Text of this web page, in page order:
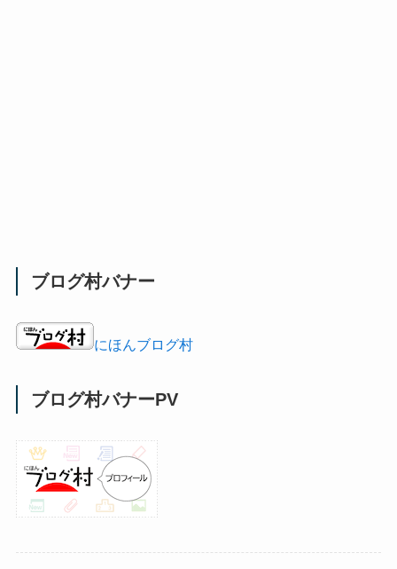
ブログ村バナー
にほんブログ村
ブログ村バナーPV